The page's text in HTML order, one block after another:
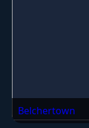
Belchertown